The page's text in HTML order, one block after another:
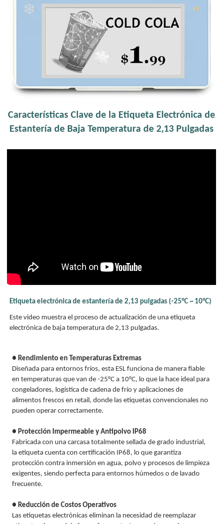
Características Clave de la Etiqueta Electrónica de
Estantería de Baja Temperatura de 2,13 Pulgadas
Etiqueta electrónica de estantería de 2,13 pulgadas (-25°C ~ 10°C)
Este video muestra el proceso de actualización de una etiqueta
electrónica de baja temperatura de 2,13 pulgadas.
● Rendimiento en Temperaturas Extremas
Diseñada para entornos fríos, esta ESL funciona de manera fiable
en temperaturas que van de -25°C a 10°C, lo que la hace ideal para
congeladores, logística de cadena de frío y aplicaciones de
alimentos frescos en retail, donde las etiquetas convencionales no
pueden operar correctamente.
● Protección Impermeable y Antipolvo IP68
Fabricada con una carcasa totalmente sellada de grado industrial,
la etiqueta cuenta con certificación IP68, lo que garantiza
protección contra inmersión en agua, polvo y procesos de limpieza
exigentes, siendo perfecta para entornos húmedos o de lavado
frecuente.
● Reducción de Costos Operativos
Las etiquetas electrónicas eliminan la necesidad de reemplazar